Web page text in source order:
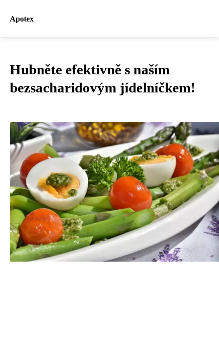
Apotex
Hubněte efektivně s naším
bezsacharidovým jídelníčkem!